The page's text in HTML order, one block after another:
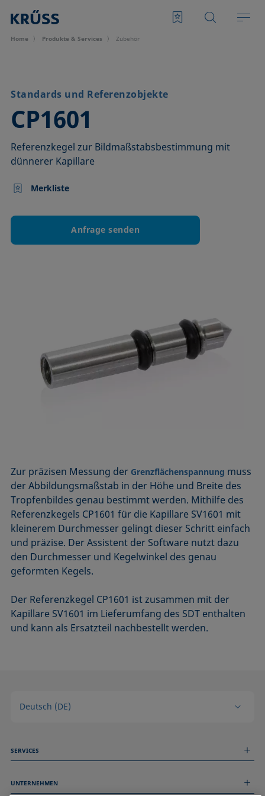
Home Produkte & Services Zubehör
Standards und Referenzobjekte
CP1601
–
Referenzkegel zur Bildmaßstabsbestimmung mit
dünnerer Kapillare
Merkliste
Anfrage senden
Zur präzisen Messung der Grenzflächenspannung muss
der Abbildungsmaßstab in der Höhe und Breite des
Tropfenbildes genau bestimmt werden. Mithilfe des
Referenzkegels CP1601 für die Kapillare SV1601 mit
kleinerem Durchmesser gelingt dieser Schritt einfach
und präzise. Der Assistent der Software nutzt dazu
den Durchmesser und Kegelwinkel des genau
geformten Kegels.
Der Referenzkegel CP1601 ist zusammen mit der
Kapillare SV1601 im Lieferumfang des SDT enthalten
und kann als Ersatzteil nachbestellt werden.
Deutsch (DE)
SERVICES
Technischer Service
UNTERNEHMEN